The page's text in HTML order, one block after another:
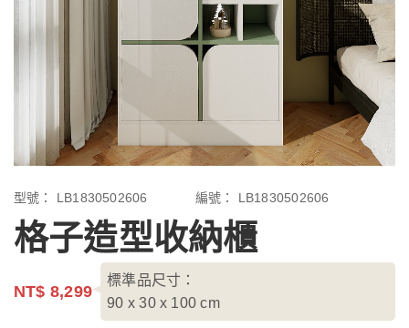
型號： LB1830502606 編號： LB1830502606
格子造型收納櫃
NT$ 8,299
標準品尺寸：
90 x 30 x 100cm